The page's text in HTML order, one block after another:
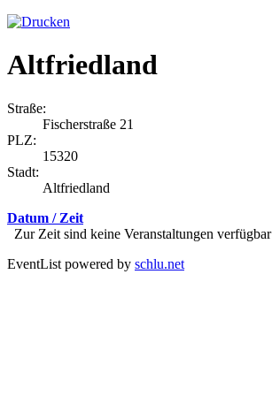
Altfriedland
Straße:
Fischerstraße 21
PLZ:
15320
Stadt:
Altfriedland
Datum / Zeit
Zur Zeit sind keine Veranstaltungen verfügbar
EventList powered by schlu.net